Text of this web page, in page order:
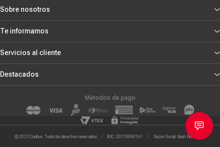
Sobre nosotros
Te informamos
Servicios al cliente
Destacados
Métodos de pago
© 2025 Coolbox. Todos los derechos reservados. / RUC: 20378890161 / Razón Social: Rash Peru S.R.L.